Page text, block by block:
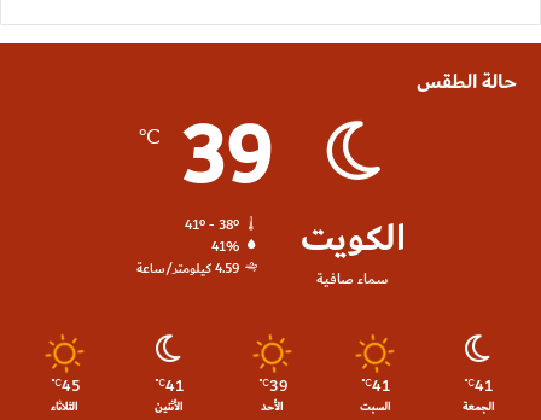
حالة الطقس
الكويت
سماء صافية
39
℃
41º - 38º
41%
4.59 كيلومتر/ساعة
41
℃
الجمعة
41
℃
السبت
39
℃
الأحد
41
℃
الأثنين
45
℃
الثلاثاء